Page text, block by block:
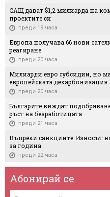
САЩ дават $1,2 милиарда на
проектите си
преди 19 часа
Европа получава 66 нови
реагиране
преди 20 часа
Милиарди евро субсидии, но
европейската декарбонизация
преди 20 часа
Българите виждат
ръст на безработицата
преди 21 часа
Въпреки санкциите: Износът
за година
преди 22 часа
Абонирай се